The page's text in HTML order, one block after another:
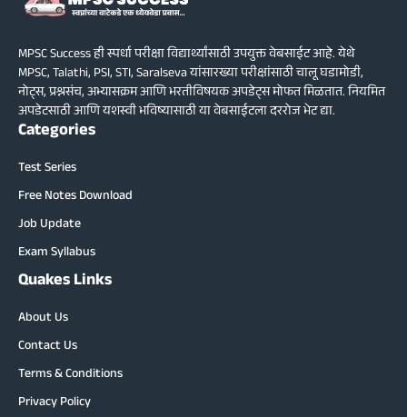
MPSC Success ही स्पर्धा परीक्षा विद्यार्थ्यांसाठी उपयुक्त वेबसाईट आहे. येथे
MPSC, Talathi, PSI, STI, Saralseva यांसारख्या परीक्षांसाठी चालू घडामोडी,
नोट्स, प्रश्नसंच, अभ्यासक्रम आणि भरतीविषयक अपडेट्स मोफत मिळतात. नियमित
अपडेटसाठी आणि यशस्वी भविष्यासाठी या वेबसाईटला दररोज भेट द्या.
Categories
Test Series
Free Notes Download
Job Update
Exam Syllabus
Quakes Links
About Us
Contact Us
Terms & Conditions
Privacy Policy